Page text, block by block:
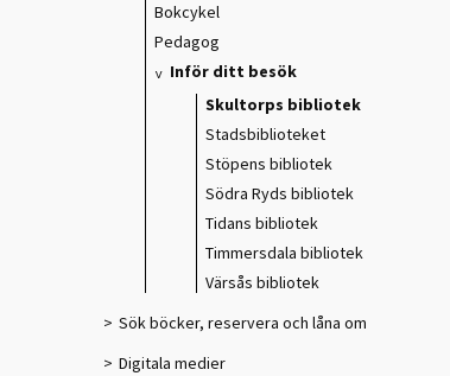
Bokcykel
Pedagog
Inför ditt besök
Skultorps bibliotek
Stadsbiblioteket
Stöpens bibliotek
Södra Ryds bibliotek
Tidans bibliotek
Timmersdala bibliotek
Värsås bibliotek
Sök böcker, reservera och låna om
Digitala medier